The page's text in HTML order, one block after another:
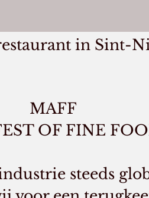
in Sint-
MAFF
OF FINE
steeds